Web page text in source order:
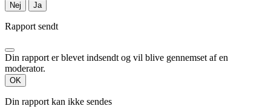
Nej Ja
Rapport sendt
Din rapport er blevet indsendt og vil blive gennemset af en
moderator.
OK
Din rapport kan ikke sendes